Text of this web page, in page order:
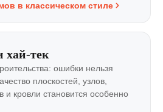
в классическом стиле
ошибки нельзя
плоскостей, узлов,
и кровли становится особенно